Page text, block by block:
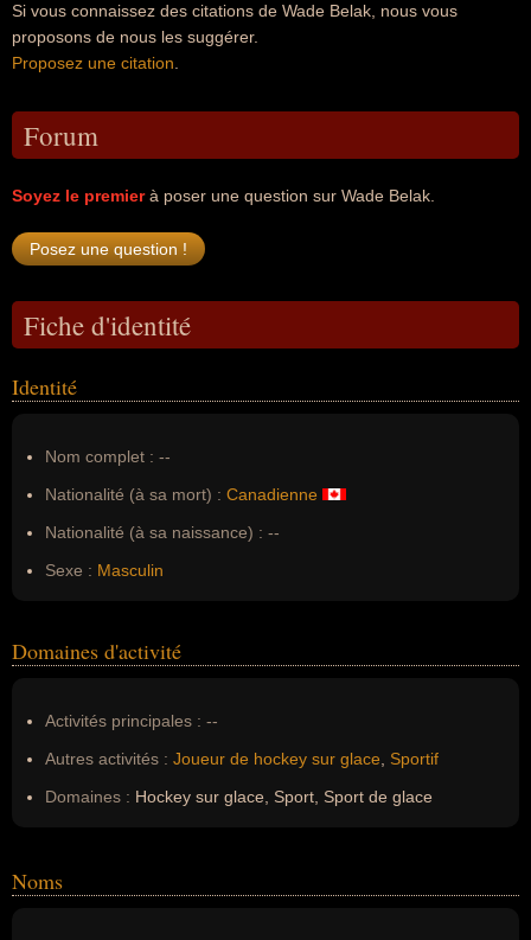
Si vous connaissez des citations de Wade Belak, nous vous
proposons de nous les suggérer.
Proposez une citation
Forum
Soyez le premierà poser une question sur Wade Belak.
Fiche d'identité
Identité
Nom complet : --
Nationalité (à sa mort) : Canadienne
Nationalité (à sa naissance) : --
Sexe : Masculin
Domaines d'activité
Activités principales : --
Autres activités : Joueur de hockey sur glace
Sportif
Domaines : Hockey sur glace, Sport, Sport de glace
Noms